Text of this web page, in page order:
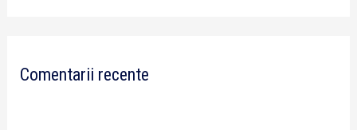
Comentarii recente